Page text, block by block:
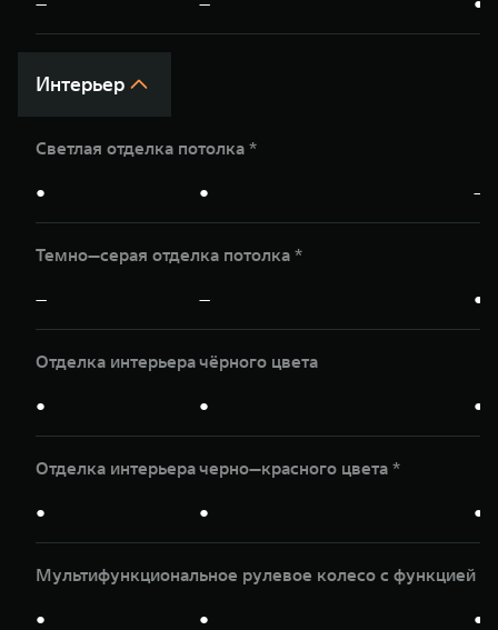
Интерьер
Светлая отделка потолка *
● ● —
Темно—серая отделка потолка *
— — ●
Отделка интерьера чёрного цвета
● ● ●
Отделка интерьера чeрно—красного цвета *
● ● ●
Мультифункциональное рулевое колесо с функцией
● ● ●